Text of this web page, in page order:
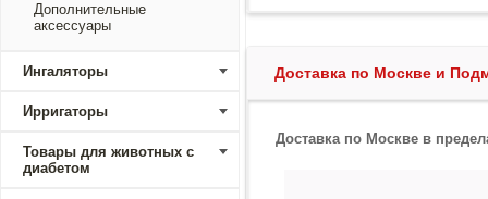
Дополнительные
аксессуары
Ингаляторы
Ирригаторы
Товары для животных с
диабетом
Доставка по Москве и
Доставка по Москве в